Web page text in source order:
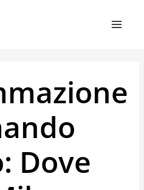
Dove